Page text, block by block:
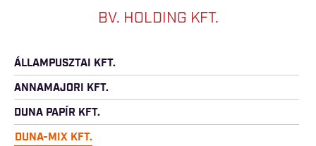
BV. HOLDING KFT.
ÁLLAMPUSZTAI KFT.
ANNAMAJORI KFT.
DUNA PAPÍR KFT.
DUNA-MIX KFT.